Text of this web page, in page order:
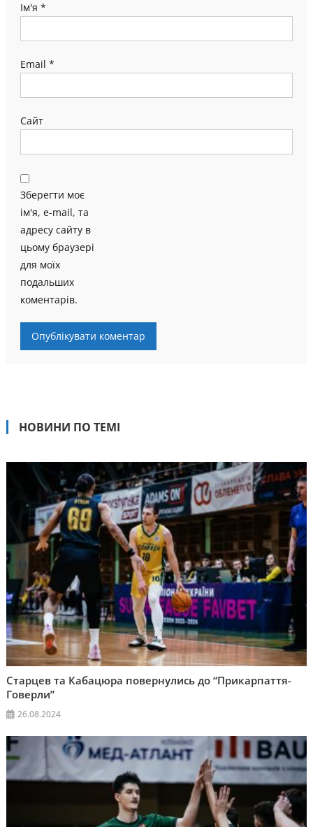
Ім'я *
Email *
Сайт
Зберегти моє
ім'я, e-mail, та
адресу сайту в
цьому браузері
для моїх
подальших
коментарів.
НОВИНИ ПО ТЕМІ
Старцев та Кабацюра повернулись до “Прикарпаття-
Говерли”
26.08.2024